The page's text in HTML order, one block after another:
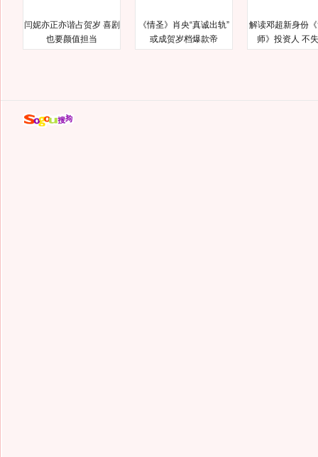
闫妮亦正亦谐占贺岁 喜剧
也要颜值担当
《情圣》肖央“真诚出轨”
或成贺岁档爆款帝
解读邓超新身份
师》投资人 不